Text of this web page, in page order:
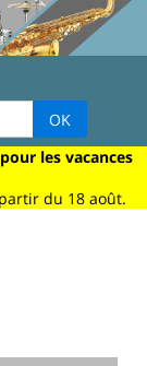
OK
les vacances
du 18 août.